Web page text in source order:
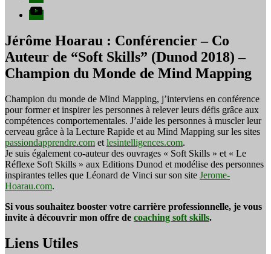
YouTube
Jérôme Hoarau : Conférencier – Co
Auteur de “Soft Skills” (Dunod 2018) –
Champion du Monde de Mind Mapping
Champion du monde de Mind Mapping, j’interviens en conférence
pour former et inspirer les personnes à relever leurs défis grâce aux
compétences comportementales. J’aide les personnes à muscler leur
cerveau grâce à la Lecture Rapide et au Mind Mapping sur les sites
passiondapprendre.com et lesintelligences.com.
Je suis également co-auteur des ouvrages « Soft Skills » et « Le
Réflexe Soft Skills » aux Editions Dunod et modélise des personnes
inspirantes telles que Léonard de Vinci sur son site Jerome-
Hoarau.com.
Si vous souhaitez booster votre carrière professionnelle, je vous
invite à découvrir mon offre de coaching soft skills.
Liens Utiles